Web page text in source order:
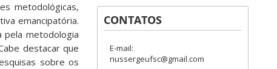
metodológicas,
emancipatória.
pela metodologia
destacar que
sobre os
CONTATOS
E-mail:
nussergeufsc@gmail.com